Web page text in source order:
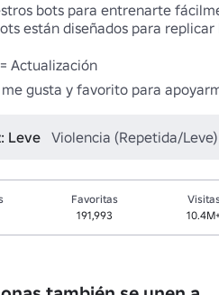
bots para entrenarte
están diseñados para
= Actualización
gusta y favorito para
Leve Violencia (Repetida/Leve)
Favoritas
191,993